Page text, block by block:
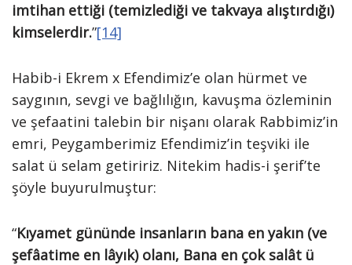
imtihan ettiği (temizlediği ve takvaya alıştırdığı)
kimselerdir.”[14]
Habib-i Ekrem x Efendimiz’e olan hürmet ve
saygının, sevgi ve bağlılığın, kavuşma özleminin
ve şefaatini talebin bir nişanı olarak Rabbimiz’in
emri, Peygamberimiz Efendimiz’in teşviki ile
salat ü selam getiririz. Nitekim hadis-i şerif’te
şöyle buyurulmuştur:
“Kıyamet gününde insanların bana en yakın (ve
şefâatime en lâyık) olanı, Bana en çok salât ü